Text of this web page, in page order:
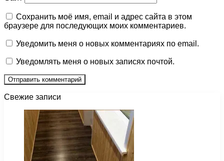
Сохранить моё имя, email и адрес сайта в этом
браузере для последующих моих комментариев.
Уведомить меня о новых комментариях по email.
Уведомлять меня о новых записях почтой.
Свежие записи